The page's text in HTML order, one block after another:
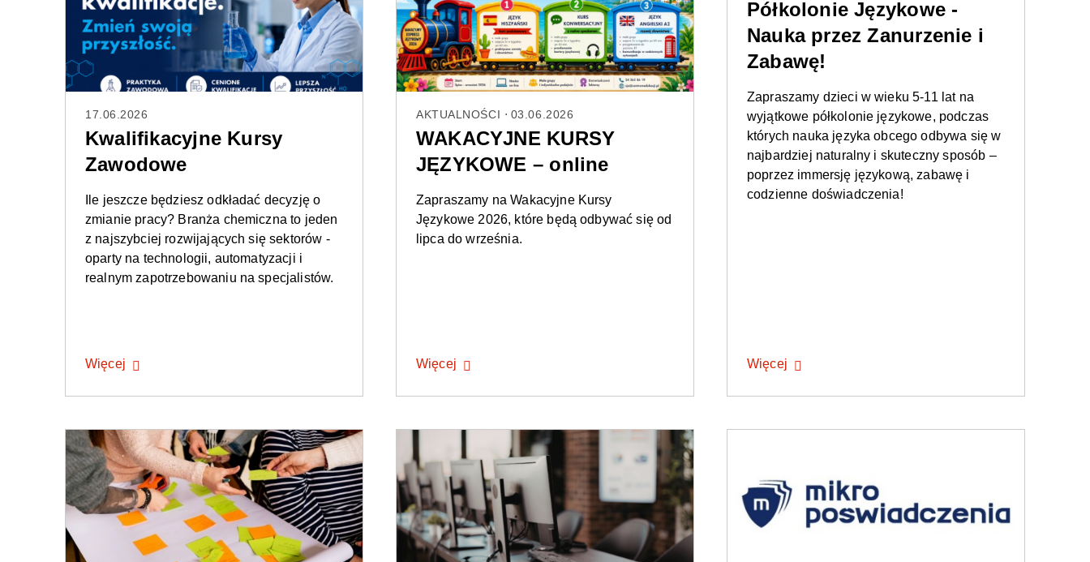
17.06.2026
Kwalifikacyjne Kursy
Zawodowe
Ile jeszcze będziesz odkładać decyzję o
zmianie pracy? Branża chemiczna to jeden
z najszybciej rozwijających się sektorów -
oparty na technologii, automatyzacji i
realnym zapotrzebowaniu na specjalistów.
Więcej
AKTUALNOŚCI 03.06.2026
WAKACYJNE KURSY
JĘZYKOWE – online
Zapraszamy na Wakacyjne Kursy
Językowe 2026, które będą odbywać się od
lipca do września.
Więcej
Półkolonie Językowe -
Nauka przez Zanurzenie i
Zabawę!
Zapraszamy dzieci w wieku 5-11 lat na
wyjątkowe półkolonie językowe, podczas
których nauka języka obcego odbywa się w
najbardziej naturalny i skuteczny sposób –
poprzez immersję językową, zabawę i
codzienne doświadczenia!
Więcej